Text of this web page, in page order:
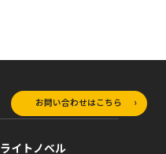
お問い合わせはこちら
ライトノベル